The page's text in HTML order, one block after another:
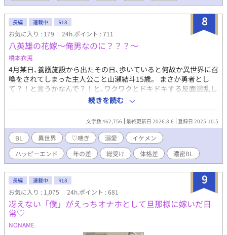
8
長編 連載中 R18
お気に入り : 179 24h.ポイント : 711
八英雄の花嫁〜俺男なのに？？？〜
橋本衣兎
4月某日､養護施設から出たその日､歩いていると何故か異世界に召
喚をされてしまった主人公こと山瀬結斗15歳。 まさか勇者とし
て？！と言うかなんで？！と､ワクワクとドキドキする反面混乱し
ている。だが何故か突然現れた8人の男達､八英雄と呼ばれる者達
の花嫁として召喚されたと聞き唖然となる。 嫌と言うが1ヶ月考
えてから､と提案をされる。そうしないと帰れないと重い嫌々受け
入れた。 それから八英雄達と暮らしていく中で仲を深めて､結斗
の過去や八英雄達の過去が曝け出し､ご飯を食べてほのぼの､時に
はエッチで､時には事件に巻き込まれたり､そんな波瀾万丈な話。
8何の男達に多種多様なイケメンの溺愛×それに翻弄されてしまう
主人公 1人だけとくっ付く予定はありません､8人全員とくっ付く
予定ですので苦手な方はカムバックして下さい。 と呼ぶ総受けラ
ブストーリー。 他のカップリングも出る予定であるが基本この総
受けカップルとなります。ただ､作者の気分が乗ったのであれば､
沢山書く可能性もあります。 主人公にも攻めキャラにも重い過去
ありで､怪我をする描写が少しあるのでご容赦ください。 比較的
重い様にはしないつもりで行きます。 八英雄の簡単な説明で行く
と､異世界に数百年に一度現れる厄災を倒せる力を持てるのが八英
続きを読む
文字数 462,756 最終更新日 2026.8.6 登録日 2025.10.5
BL 異世界 ♡喘ぎ 溺愛
イケメン
ハッピーエンド
年の差 総受け 体格差 濃密BL
9
長編 連載中 R18
お気に入り : 1,075 24h.ポイント : 681
冴えない「僕」がえっちオナホとして旦那様に嫁いだ日
常♡
NONAME